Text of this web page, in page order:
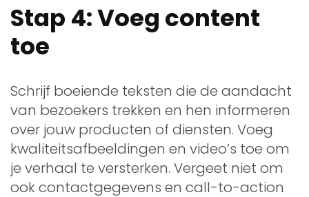
Stap 4: Voeg content
toe
Schrijf boeiende teksten die de aandacht
van bezoekers trekken en hen informeren
over jouw producten of diensten. Voeg
kwaliteitsafbeeldingen en video’s toe om
je verhaal te versterken. Vergeet niet om
ook contactgegevens en call-to-action